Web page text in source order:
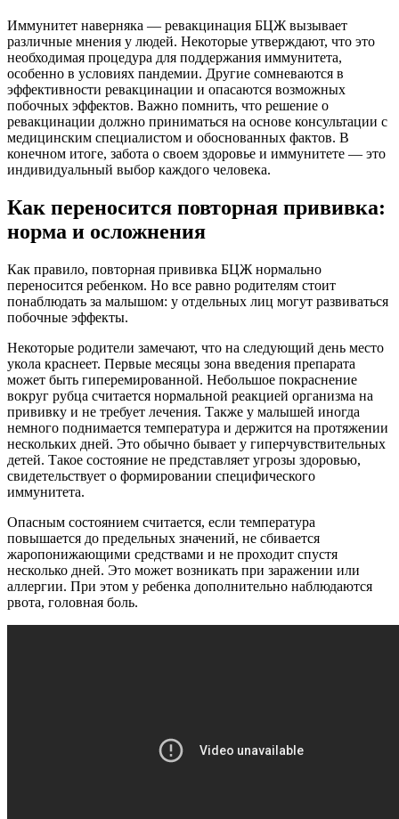
Иммунитет наверняка — ревакцинация БЦЖ вызывает
различные мнения у людей. Некоторые утверждают, что это
необходимая процедура для поддержания иммунитета,
особенно в условиях пандемии. Другие сомневаются в
эффективности ревакцинации и опасаются возможных
побочных эффектов. Важно помнить, что решение о
ревакцинации должно приниматься на основе консультации с
медицинским специалистом и обоснованных фактов. В
конечном итоге, забота о своем здоровье и иммунитете — это
индивидуальный выбор каждого человека.
Как переносится повторная прививка:
норма и осложнения
Как правило, повторная прививка БЦЖ нормально
переносится ребенком. Но все равно родителям стоит
понаблюдать за малышом: у отдельных лиц могут развиваться
побочные эффекты.
Некоторые родители замечают, что на следующий день место
укола краснеет. Первые месяцы зона введения препарата
может быть гиперемированной. Небольшое покраснение
вокруг рубца считается нормальной реакцией организма на
прививку и не требует лечения. Также у малышей иногда
немного поднимается температура и держится на протяжении
нескольких дней. Это обычно бывает у гиперчувствительных
детей. Такое состояние не представляет угрозы здоровью,
свидетельствует о формировании специфического
иммунитета.
Опасным состоянием считается, если температура
повышается до предельных значений, не сбивается
жаропонижающими средствами и не проходит спустя
несколько дней. Это может возникать при заражении или
аллергии. При этом у ребенка дополнительно наблюдаются
рвота, головная боль.